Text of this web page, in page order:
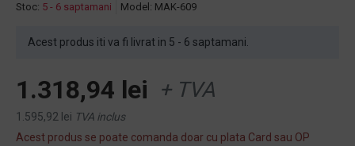
Stoc: 5 - 6 saptamani Model: MAK-609
Acest produs iti va fi livrat in 5 - 6 saptamani.
1.318,94 lei + TVA
1.595,92 lei TVA inclus
Acest produs se poate comanda doar cu plata Card sau OP